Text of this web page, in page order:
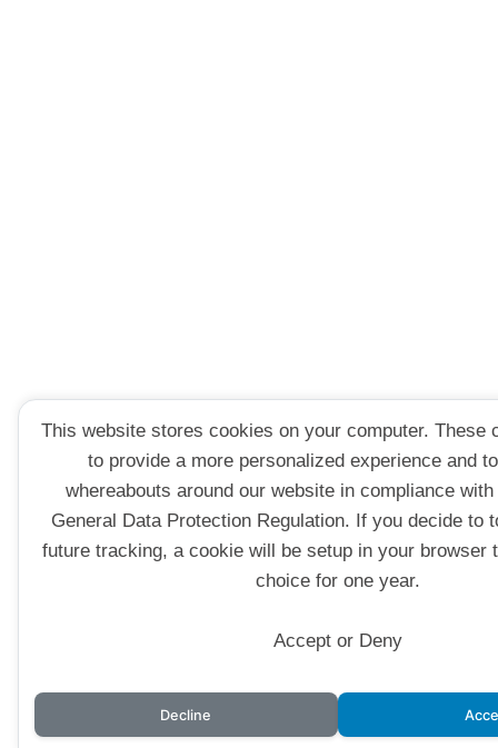
This website stores cookies on your computer. These
to provide a more personalized experience and
whereabouts around our website in compliance
General Data Protection Regulation. If you decide to
future tracking, a cookie will be setup in your browser
choice for one year.
Accept or Deny
Decline